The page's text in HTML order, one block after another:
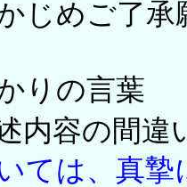
じめご了承
りの言葉
内容の間違
ては、真摯